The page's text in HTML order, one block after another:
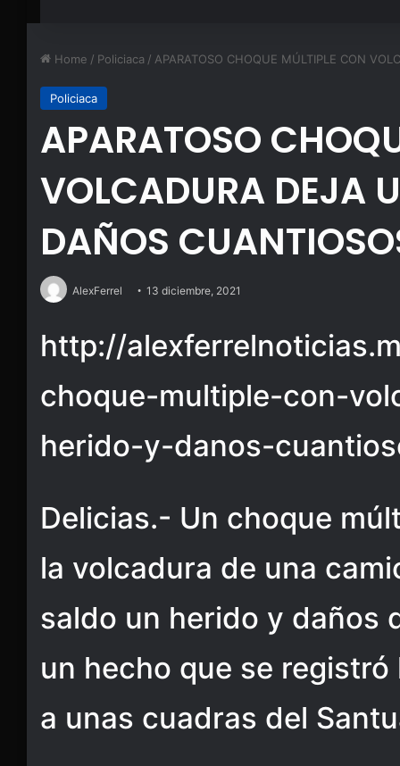
Home / Policiaca / APARATOSO CHOQUE MÚLTIPLE CON
Policiaca
APARATOSO
VOLCADURA DEJA
DAÑOS
AlexFerrel 13 diciembre, 2021
http://
choque-multiple-con-
herido-y-danos-
Delicias.- Un choque
la volcadura de una
saldo un herido y daños
un hecho que se
a unas cuadras del